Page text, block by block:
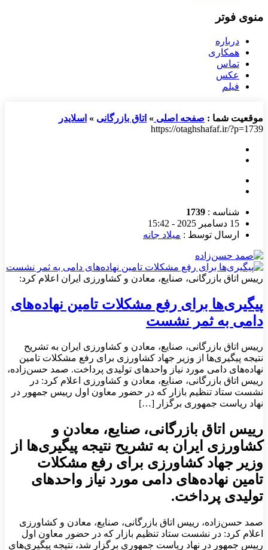
منوی فوتر
درباره
همکاری
تماس
عکس
فیلم
موقعیت شما : صفحه اصلی » اتاق بازرگانی » اسلایدر
https://otaghshafaf.ir/?p=1739
شناسه : 1739
15 دسامبر 2025 - 15:42
ارسال توسط : میلاد جانه
رییس اتاق بازرگانی، صنایع، معادن و کشاورزی ایران اعلام کرد:
پیگیری‌ها برای رفع مشکلات تامین نهاده‌های
دامی به ثمر نشست
رییس اتاق بازرگانی، صنایع، معادن و کشاورزی ایران به تشریح
نتیجه پیگیری‌ها از وزیر جهاد کشاورزی برای رفع مشکلات تامین
نهاده‌های دامی مورد نیاز واحدهای تولیدی پرداخت. صمد حسن‌زاده،
رییس اتاق بازرگانی، صنایع، معادن و کشاورزی اعلام کرد: در
نشست ستاد تنظیم بازار که در حضور معاون اول رییس جمهور در
نهاد ریاست جمهوری برگزار […]
رییس اتاق بازرگانی، صنایع، معادن و
کشاورزی ایران به تشریح نتیجه پیگیری‌ها از
وزیر جهاد کشاورزی برای رفع مشکلات
تامین نهاده‌های دامی مورد نیاز واحدهای
تولیدی پرداخت.
صمد حسن‌زاده، رییس اتاق بازرگانی، صنایع، معادن و کشاورزی
اعلام کرد: در نشست ستاد تنظیم بازار که در حضور معاون اول
رییس جمهور در نهاد ریاست جمهوری برگزار شد، نتیجه پیگیری‌های